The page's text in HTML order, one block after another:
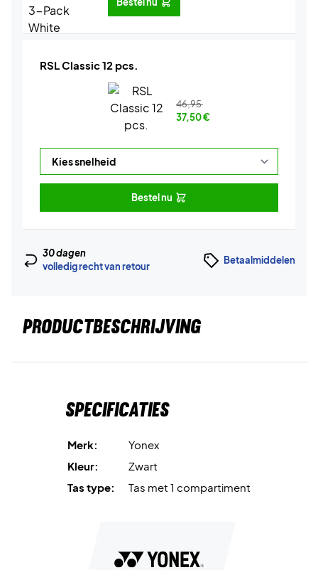
RSL Classic 12 pcs.
46,95
37,50€
Bestel nu
30 dagen
volledig recht van retour
Betaalmiddelen
PRODUCTBESCHRIJVING
Specificaties
Merk:
Yonex
Kleur:
Zwart
Tas type:
Tas met 1 compartiment